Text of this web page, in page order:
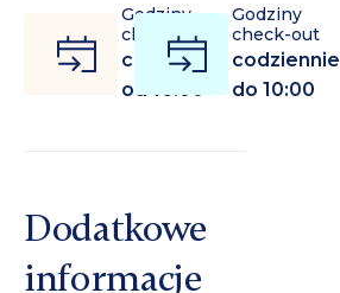
Godziny
check-in
codziennie
od 16:00
Godziny
check-out
codziennie
do 10:00
Dodatkowe
informacje